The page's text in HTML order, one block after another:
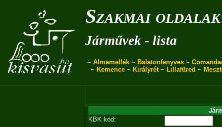
Szakmai oldalak
Járművek - lista
~ Almamellék ~ Balatonfenyves ~
~ Kemence~ Királyrét~ Lillafüred ~
KBK kód: